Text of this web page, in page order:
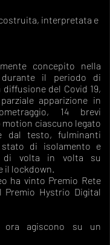
interpretata e
concepito nella
durante il periodo di
del Covid 19,
apparizione in
14 brevi
ciascuno legato
dal testo, fulminanti
stato di isolamento e
di volta in volta su
il lockdown.
ha vinto Premio Rete
Premio Hystrio Digital
ora agiscono su un